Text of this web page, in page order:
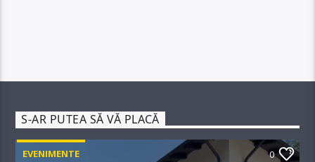
S-AR PUTEA SĂ VĂ PLACĂ
EVENIMENTE 0